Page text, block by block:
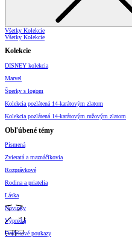
Všetky Kolekcie
Všetky Kolekcie
Kolekcie
DISNEY kolekcia
Marvel
Šperky s logom
Kolekcia pozlátená 14-karátovým zlatom
Kolekcia pozlátená 14-karátovým ružovým zlatom
Obľúbené témy
Písmená
Zvieratá a maznáčikovia
Rozprávkové
Rodina a priatelia
Láska
Novinky
Výpredaj
Darčekové poukazy